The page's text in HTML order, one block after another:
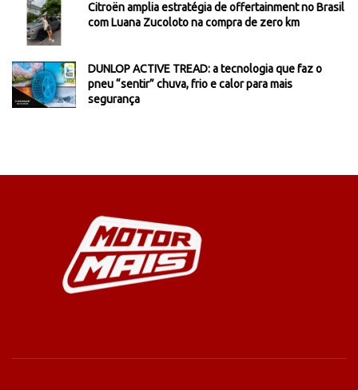
Citroën amplia estratégia de offertainment no Brasil
com Luana Zucoloto na compra de zero km
DUNLOP ACTIVE TREAD: a tecnologia que faz o
pneu “sentir” chuva, frio e calor para mais
segurança